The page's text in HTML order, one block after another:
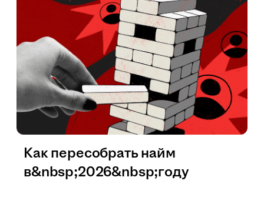
Как пересобрать найм
в&nbsp;2026&nbsp;году